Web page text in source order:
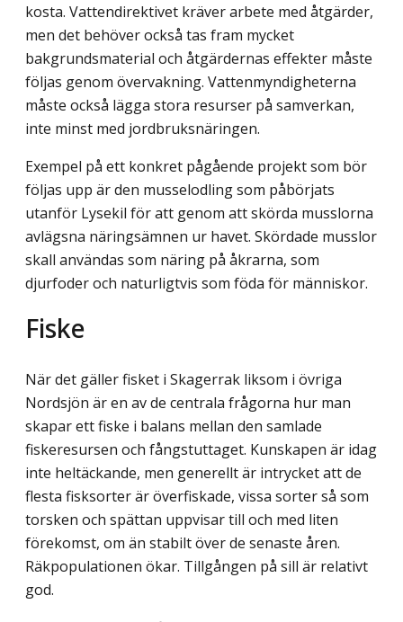
kosta. Vattendirektivet kräver arbete med åtgärder,
men det behöver också tas fram mycket
bakgrundsmaterial och åtgärdernas effekter måste
följas genom övervakning. Vattenmyndigheterna
måste också lägga stora resurser på samverkan,
inte minst med jordbruksnäringen.
Exempel på ett konkret pågående projekt som bör
följas upp är den musselodling som påbörjats
utanför Lysekil för att genom att skörda musslorna
avlägsna näringsämnen ur havet. Skördade musslor
skall användas som näring på åkrarna, som
djurfoder och naturligtvis som föda för människor.
Fiske
När det gäller fisket i Skagerrak liksom i övriga
Nordsjön är en av de centrala frågorna hur man
skapar ett fiske i balans mellan den samlade
fiskeresursen och fångstuttaget. Kunskapen är idag
inte heltäckande, men generellt är intrycket att de
flesta fisksorter är överfiskade, vissa sorter så som
torsken och spättan uppvisar till och med liten
förekomst, om än stabilt över de senaste åren.
Räkpopulationen ökar. Tillgången på sill är relativt
god.